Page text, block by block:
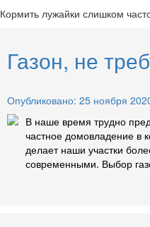
Кормить лужайки слишком
Газон, не
Опубликовано: 25 ноября
В наше время трудно
частное домовладение в
делает наши участки
современными. Выбор